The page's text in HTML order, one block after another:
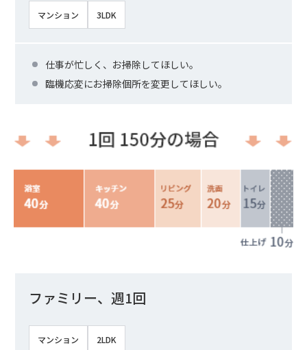
マンション 3LDK
仕事が忙しく、お掃除してほしい。
臨機応変にお掃除個所を変更してほしい。
ファミリー、週1回
マンション 2LDK